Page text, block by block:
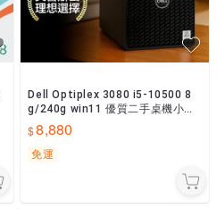
Dell Optiplex 3080 i5-10500 8
g/240g win11 優質二手桌機小型
主機 桌機
8,880
免運